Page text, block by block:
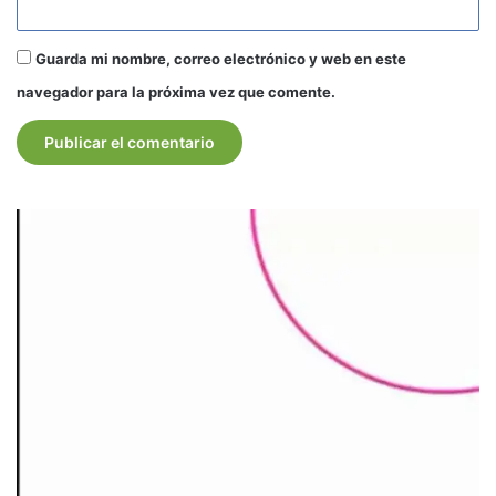
Guarda mi nombre, correo electrónico y web en este
navegador para la próxima vez que comente.